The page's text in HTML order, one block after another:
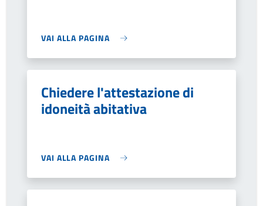
VAI ALLA PAGINA
Chiedere l'attestazione di
idoneità abitativa
VAI ALLA PAGINA